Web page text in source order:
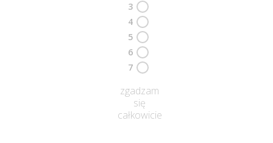
3
4
5
6
7
zgadzam
się
całkowicie